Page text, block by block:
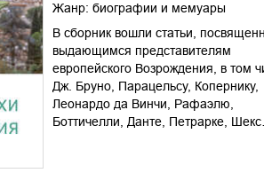
Жанр: биографии и мемуары
В сборник вошли статьи,
выдающимся представителям
европейского Возрождения, в том
Дж. Бруно, Парацельсу, Копернику,
Леонардо да Винчи, Рафаэлю,
Боттичелли, Данте, Петрарке,